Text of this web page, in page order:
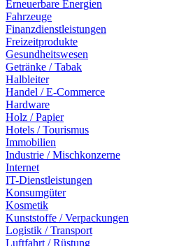
Erneuerbare Energien
Fahrzeuge
Finanzdienstleistungen
Freizeitprodukte
Gesundheitswesen
Getränke / Tabak
Halbleiter
Handel / E-Commerce
Hardware
Holz / Papier
Hotels / Tourismus
Immobilien
Industrie / Mischkonzerne
Internet
IT-Dienstleistungen
Konsumgüter
Kosmetik
Kunststoffe / Verpackungen
Logistik / Transport
Luftfahrt / Rüstung